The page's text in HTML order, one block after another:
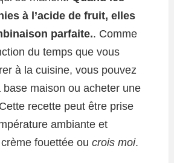
à l’acide de fruit, elles
parfaite.. Comme
du temps que vous
à la cuisine, vous pouvez
maison ou acheter une
recette peut être prise
ambiante et
fouettée ou crois moi.